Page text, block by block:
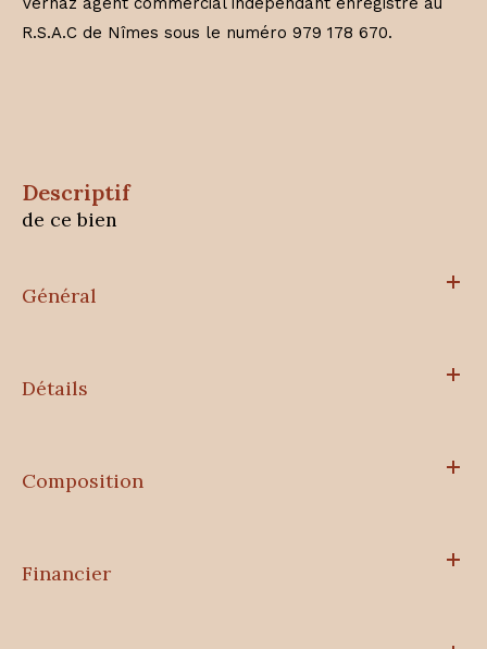
R.S.A.C de Nîmes sous le numéro 979 178 670.
descriptif
de ce bien
Général
Détails
Composition
Financier